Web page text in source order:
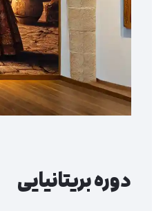
دوره بریتانیایی